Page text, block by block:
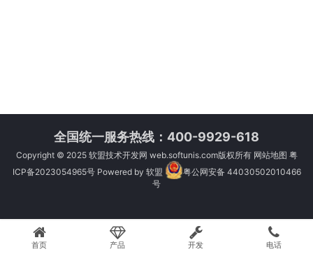
全国统一服务热线：400-9929-618
Copyright © 2025 软盟技术开发网 web.softunis.com版权所有 网站地图 粤
ICP备2023054965号Powered by 软盟
粤公网安备 44030502010466
号
首页 产品 开发 电话